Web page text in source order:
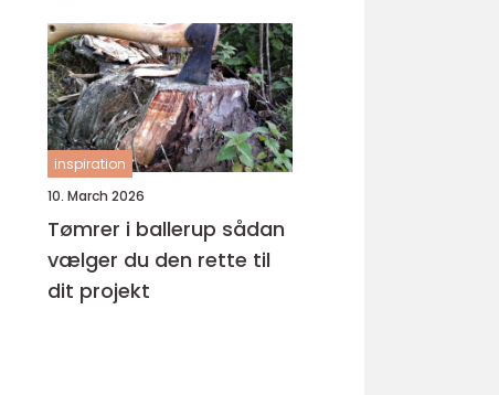
inspiration
10. March 2026
Tømrer i ballerup sådan
vælger du den rette til
dit projekt